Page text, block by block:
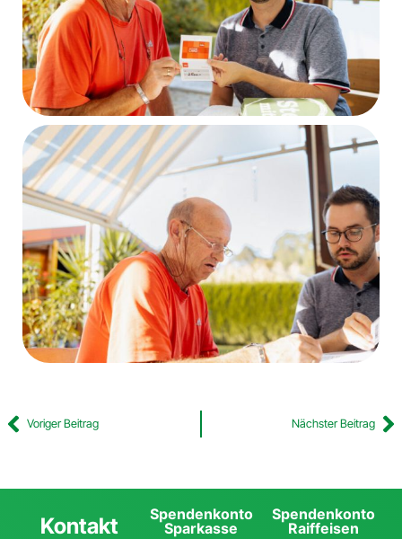
Voriger Beitrag Nächster Beitrag
Kontakt
Spendenkonto
Sparkasse
Spendenkonto
Raiffeisen